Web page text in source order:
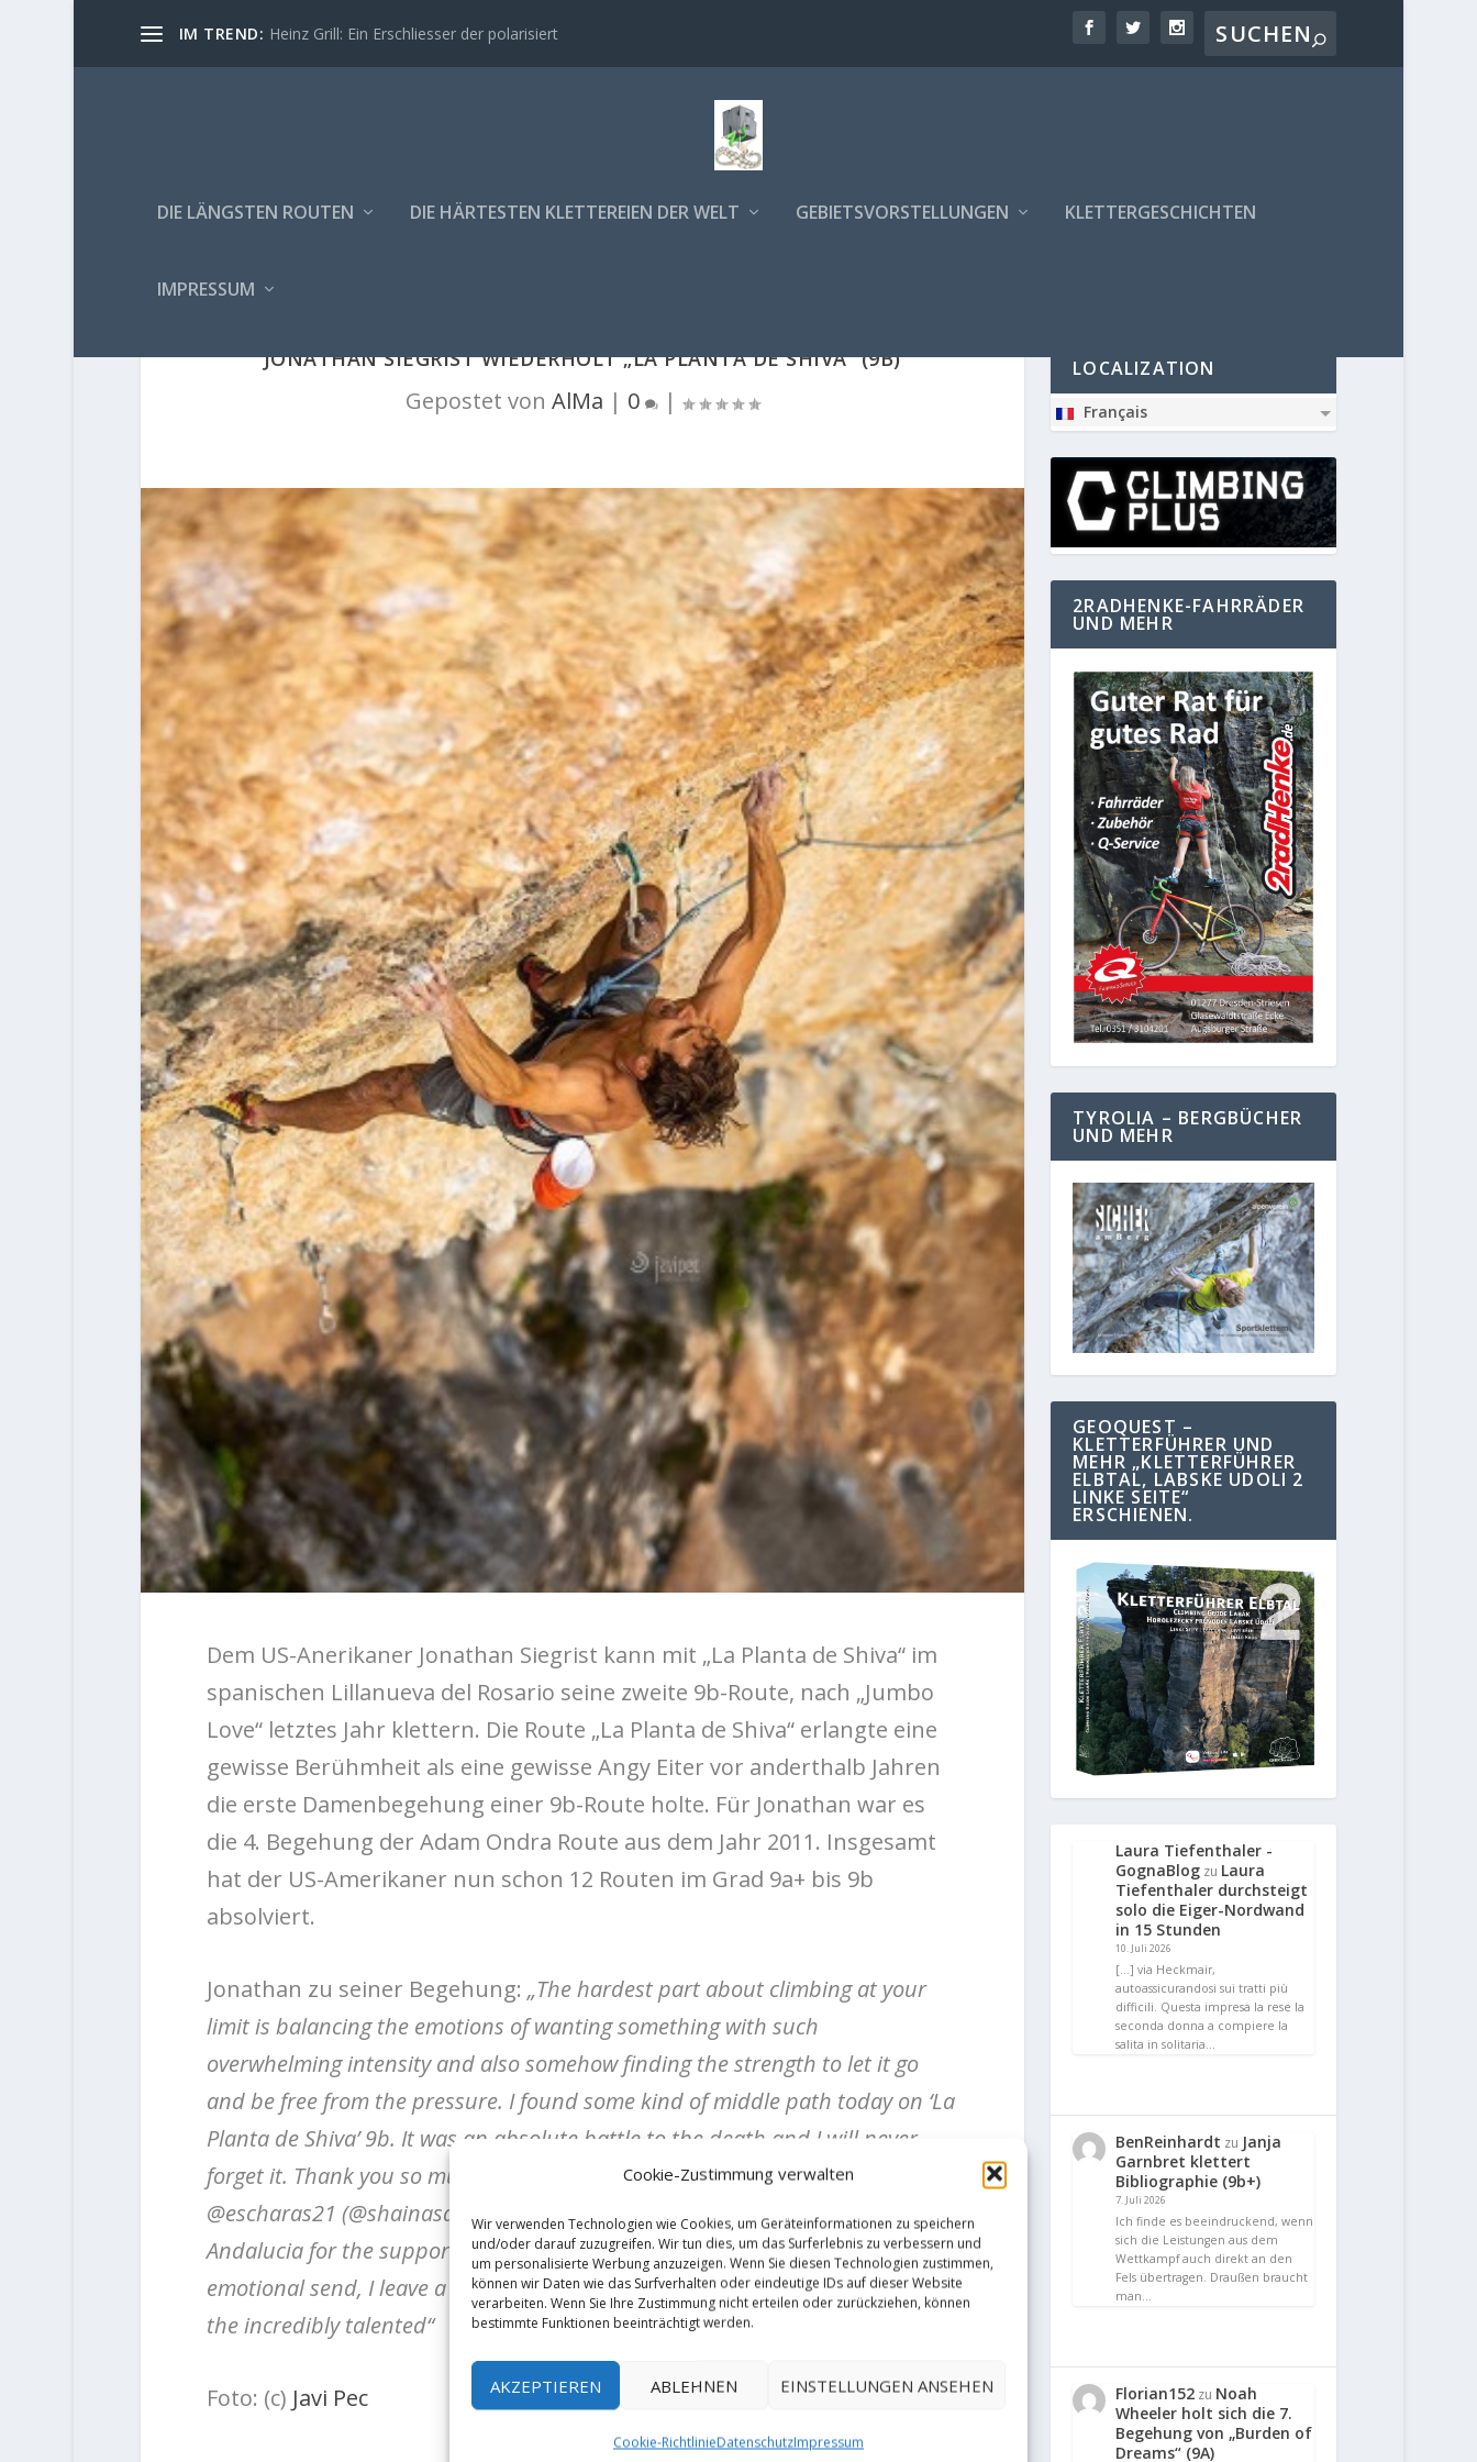
Cookie-Zustimmung verwalten
Wir verwenden Technologien wie Cookies, um Geräteinformationen zu speichern
und/oder darauf zuzugreifen. Wir tun dies, um das Surferlebnis zu verbessern und
um personalisierte Werbung anzuzeigen. Wenn Sie diesen Technologien zustimmen,
können wir Daten wie das Surfverhalten oder eindeutige IDs auf dieser Website
verarbeiten. Wenn Sie Ihre Zustimmung nicht erteilen oder zurückziehen, können
bestimmte Funktionen beeinträchtigt werden.
AKZEPTIEREN ABLEHNEN EINSTELLUNGEN ANSEHEN
Cookie-RichtlinieDatenschutzImpressum
IM TREND: Heinz Grill: Ein Erschliesser der polarisiert
DIE LÄNGSTEN ROUTEN DIE HÄRTESTEN KLETTEREIEN DER WELT GEBIETSVORSTELLUNGEN KLETTERGESCHICHTEN
IMPRESSUM
JONATHAN SIEGRIST WIEDERHOLT „LA PLANTA DE SHIVA“ (9B)
Gepostet von AlMa | 0 |
Dem US-Anerikaner Jonathan Siegrist kann mit „La Planta de Shiva“ im
spanischen Lillanueva del Rosario seine zweite 9b-Route, nach „Jumbo
Love“ letztes Jahr klettern. Die Route „La Planta de Shiva“ erlangte eine
gewisse Berühmheit als eine gewisse Angy Eiter vor anderthalb Jahren
die erste Damenbegehung einer 9b-Route holte. Für Jonathan war es
die 4. Begehung der Adam Ondra Route aus dem Jahr 2011. Insgesamt
hat der US-Amerikaner nun schon 12 Routen im Grad 9a+ bis 9b
absolviert.
Jonathan zu seiner Begehung: „The hardest part about climbing at your
limit is balancing the emotions of wanting something with such
overwhelming intensity and also somehow finding the strength to let it go
and be free from the pressure. I found some kind of middle path today on ‘La
Planta de Shiva’ 9b. It was an absolute battle to the death and I will never
forget it. Thank you so much to @dustygene @neelyquinn @seth_lytton
@escharas21 (@shainasavoy from afar!) and the amazing people here in
Andalucia for the support and the laughs and the motivation! As with every
emotional send, I leave a piece of my heart at the chains!! Photograph from
the incredibly talented“
Foto: (c) Javi Pec
LOCALIZATION
Français
2RADHENKE-FAHRRÄDER
UND MEHR
TYROLIA – BERGBÜCHER
UND MEHR
GEOQUEST –
KLETTERFÜHRER UND
MEHR „KLETTERFÜHRER
ELBTAL, LABSKE UDOLI 2
LINKE SEITE“
ERSCHIENEN.
Laura Tiefenthaler -
GognaBlog zu Laura
Tiefenthaler durchsteigt
solo die Eiger-Nordwand
in 15 Stunden
10. Juli 2026
[…] via Heckmair,
autoassicurandosi sui tratti più
difficili. Questa impresa la rese la
seconda donna a compiere la
salita in solitaria…
BenReinhardt zu Janja
Garnbret klettert
Bibliographie (9b+)
7. Juli 2026
Ich finde es beeindruckend, wenn
sich die Leistungen aus dem
Wettkampf auch direkt an den
Fels übertragen. Draußen braucht
man…
Florian152 zu Noah
Wheeler holt sich die 7.
Begehung von „Burden of
Dreams“ (9A)